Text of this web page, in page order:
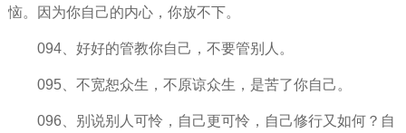
恼。因为你自己的内心，你放不下。
094、好好的管教你自己，不要管别人。
095、不宽恕众生，不原谅众生，是苦了你自己。
096、别说别人可怜，自己更可怜，自己修行又如何？自